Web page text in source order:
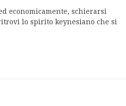
economicamente, schierarsi
lo spirito keynesiano che si